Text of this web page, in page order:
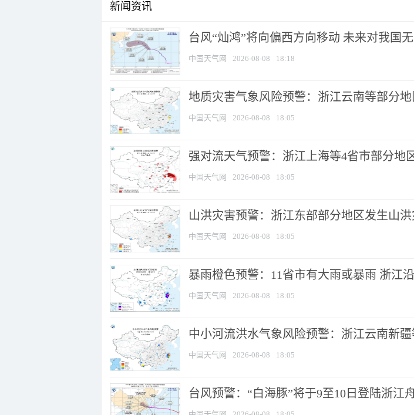
新闻资讯
台风“灿鸿”将向偏西方向移动 未来对我国
中国天气网 2026-08-08 18:18
地质灾害气象风险预警：浙江云南等部分
中国天气网 2026-08-08 18:05
强对流天气预警：浙江上海等4省市部分地
中国天气网 2026-08-08 18:05
山洪灾害预警：浙江东部部分地区发生山
中国天气网 2026-08-08 18:05
暴雨橙色预警：11省市有大雨或暴雨 浙江
中国天气网 2026-08-08 18:05
中小河流洪水气象风险预警：浙江云南新
中国天气网 2026-08-08 18:05
台风预警：“白海豚”将于9至10日登陆浙江